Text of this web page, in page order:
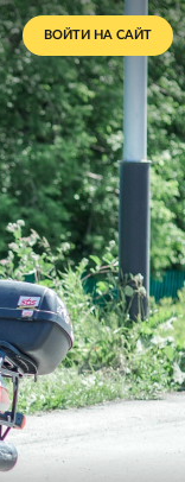
ВОЙТИ НА САЙТ